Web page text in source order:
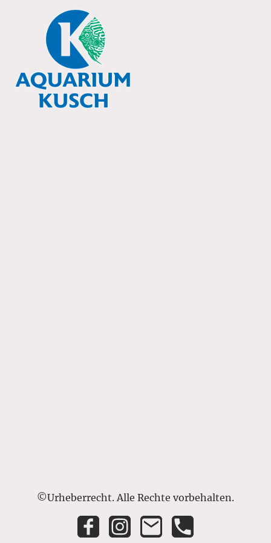
©Urheberrecht. Alle Rechte vorbehalten.